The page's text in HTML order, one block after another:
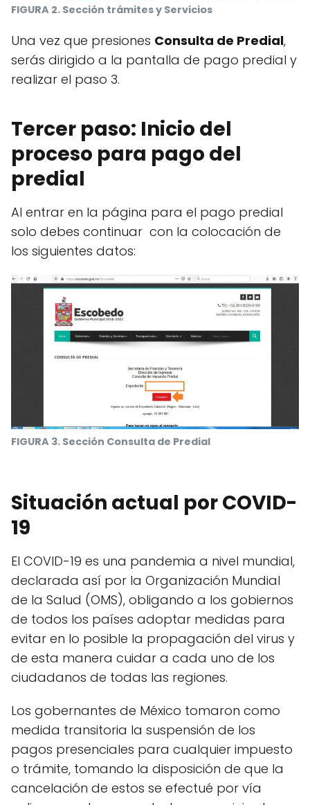
FIGURA 2. Sección trámites y Servicios
Una vez que presiones Consulta de Predial,
serás dirigido a la pantalla de pago predial y
realizar el paso 3.
Tercer paso: Inicio del
proceso para pago del
predial
Al entrar en la página para el pago predial
solo debes continuar con la colocación de
los siguientes datos:
FIGURA 3. Sección Consulta de Predial
Situación actual por COVID-
19
El COVID-19 es una pandemia a nivel mundial,
declarada así por la Organización Mundial
de la Salud (OMS), obligando a los gobiernos
de todos los países adoptar medidas para
evitar en lo posible la propagación del virus y
de esta manera cuidar a cada uno de los
ciudadanos de todas las regiones.
Los gobernantes de México tomaron como
medida transitoria la suspensión de los
pagos presenciales para cualquier impuesto
o trámite, tomando la disposición de que la
cancelación de estos se efectué por vía